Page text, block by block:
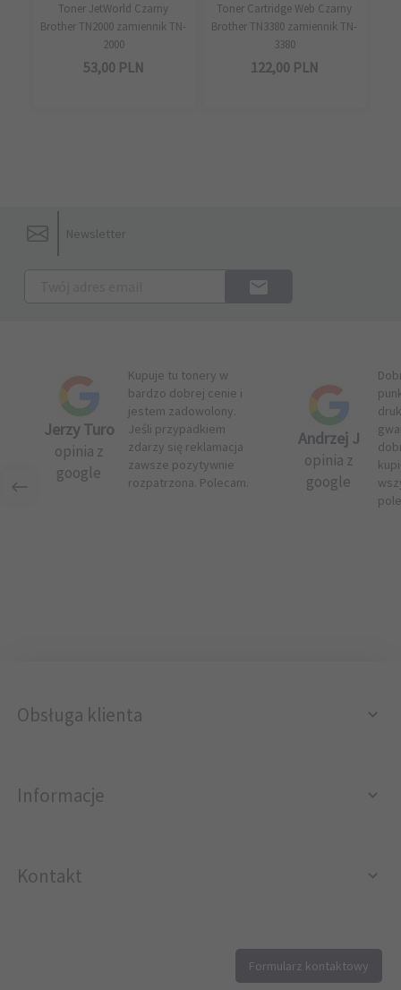
Toner JetWorld Czarny
Brother TN2000 zamiennik TN-
2000
53,00 PLN
Toner Cartridge Web Czarny
Brother TN3380 zamiennik TN-
3380
122,00 PLN
Newsletter
Jerzy Turo
opinia z
google
Kupuje tu tonery w
bardzo dobrej cenie i
jestem zadowolony.
Jeśli przypadkiem
zdarzy się reklamacja
zawsze pozytywnie
rozpatrzona. Polecam.
Andrzej J
opinia z
google
Obsługa klienta
Informacje
Kontakt
Formularz kontaktowy